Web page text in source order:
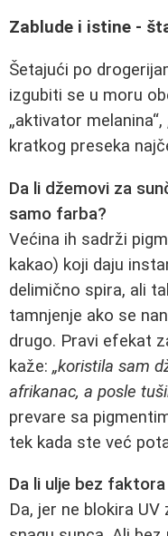
Zablude i istine -
Šetajući po
izgubiti se u moru
„aktivator
kratkog preseka
Da li džemovi za
samo farba?
Većina ih sadrži
kakao) koji daju
delimično spira, ali
tamnjenje ako se
drugo. Pravi efekat
kaže: „koristila sam
afrikanac, a posle
prevare sa
tek kada ste već
Da li ulje bez
Da, jer ne blokira